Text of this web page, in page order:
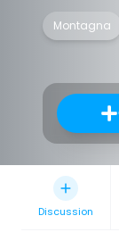
Montagna
Discussion